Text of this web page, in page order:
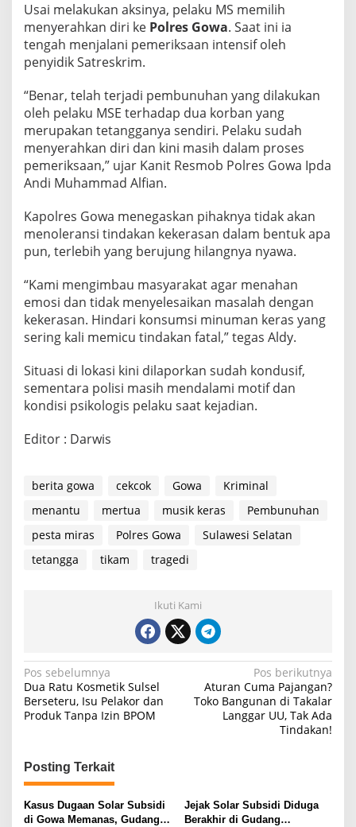
Usai melakukan aksinya, pelaku MS memilih
menyerahkan diri ke Polres Gowa. Saat ini ia
tengah menjalani pemeriksaan intensif oleh
penyidik Satreskrim.
“Benar, telah terjadi pembunuhan yang dilakukan
oleh pelaku MSE terhadap dua korban yang
merupakan tetangganya sendiri. Pelaku sudah
menyerahkan diri dan kini masih dalam proses
pemeriksaan,” ujar Kanit Resmob Polres Gowa Ipda
Andi Muhammad Alfian.
Kapolres Gowa menegaskan pihaknya tidak akan
menoleransi tindakan kekerasan dalam bentuk apa
pun, terlebih yang berujung hilangnya nyawa.
“Kami mengimbau masyarakat agar menahan
emosi dan tidak menyelesaikan masalah dengan
kekerasan. Hindari konsumsi minuman keras yang
sering kali memicu tindakan fatal,” tegas Aldy.
Situasi di lokasi kini dilaporkan sudah kondusif,
sementara polisi masih mendalami motif dan
kondisi psikologis pelaku saat kejadian.
Editor : Darwis
berita gowa cekcok Gowa
Kriminal
menantu
mertua musik keras
Pembunuhan
pesta miras
Polres Gowa
Sulawesi Selatan
tetangga
tikam tragedi
Ikuti Kami
N
a
v
g
a
s
Pos sebelumnya
Dua Ratu Kosmetik Sulsel
Berseteru, Isu Pelakor dan
Produk Tanpa Izin BPOM
Pos berikutnya
Aturan Cuma Pajangan?
Toko Bangunan di Takalar
Langgar UU, Tak Ada
Tindakan!
Posting Terkait
Kasus Dugaan Solar Subsidi
di Gowa Memanas, Gudang
Jejak Solar Subsidi Diduga
Berakhir di Gudang